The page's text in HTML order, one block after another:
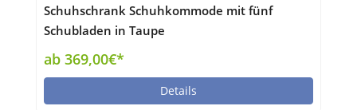
Schuhschrank Schuhkommode mit fünf
Schubladen in Taupe
ab 369,00€*
Details